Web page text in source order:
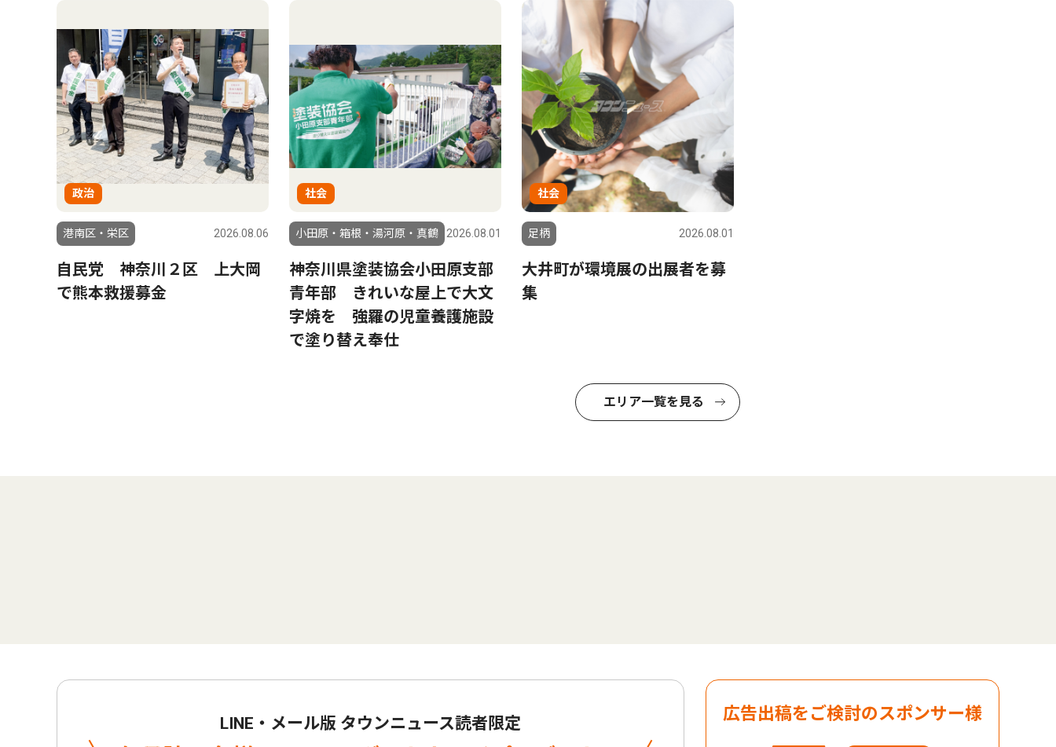
政治
港南区・栄区 2026.08.06
自民党 神奈川２区 上大岡
で熊本救援募金
社会
小田原・箱根・湯河原・真鶴 2026.08.01
神奈川県塗装協会小田原支部
青年部 きれいな屋上で大文
字焼を 強羅の児童養護施設
で塗り替え奉仕
社会
足柄 2026.08.01
大井町が環境展の出展者を募
集
エリア一覧を見る
LINE・メール版 タウンニュース読者限定 広告出稿をご検討のスポンサー様